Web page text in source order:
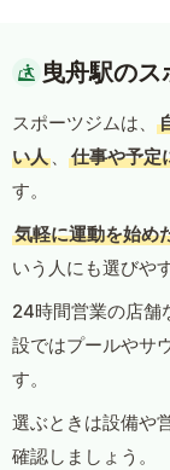
曳舟駅の
スポーツジムは、
い人 、 仕事や予定
す。
気軽に運動を始め
いう人にも選びや
24時間営業の店舗
設ではプールやサ
す。
選ぶときは設備や
確認しましょう。